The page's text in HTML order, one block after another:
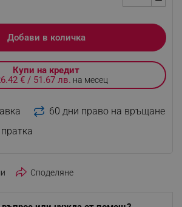
Добави в количка
Купи на кредит
€ / 51.67 лв. на месец
60 дни право на връщане
Споделяне